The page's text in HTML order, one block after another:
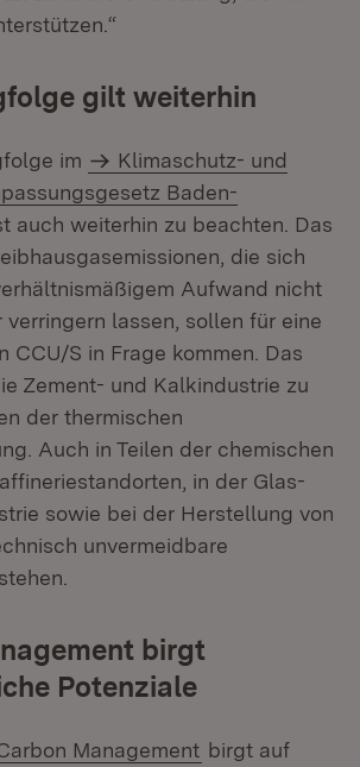
gilt weiterhin
im
Klimaschutz- und
Baden-
auch weiterhin zu beachten. Das
die sich
Aufwand nicht
verringern lassen, sollen für eine
CCU/S in Frage kommen. Das
Zement- und Kalkindustrie zu
der thermischen
Auch in Teilen der chemischen
in der Glas-
sowie bei der Herstellung von
unvermeidbare
birgt
Potenziale
Management birgt auf